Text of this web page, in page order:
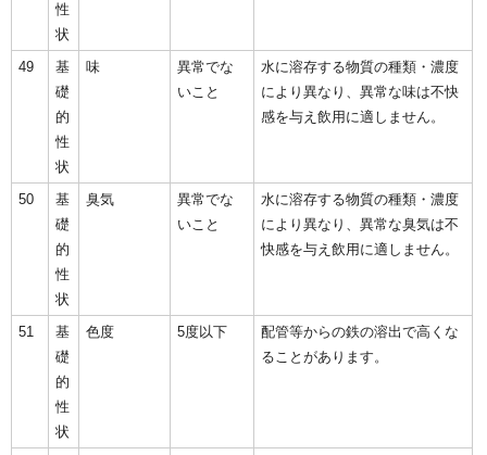
性
状
49
基
礎
的
性
状
味
異常でな
いこと
水に溶存する物質の種類・濃度
により異なり、異常な味は不快
感を与え飲用に適しません。
50
基
礎
的
性
状
臭気
異常でな
いこと
水に溶存する物質の種類・濃度
により異なり、異常な臭気は不
快感を与え飲用に適しません。
51
基
礎
的
性
状
色度 5度以下
配管等からの鉄の溶出で高くな
ることがあります。